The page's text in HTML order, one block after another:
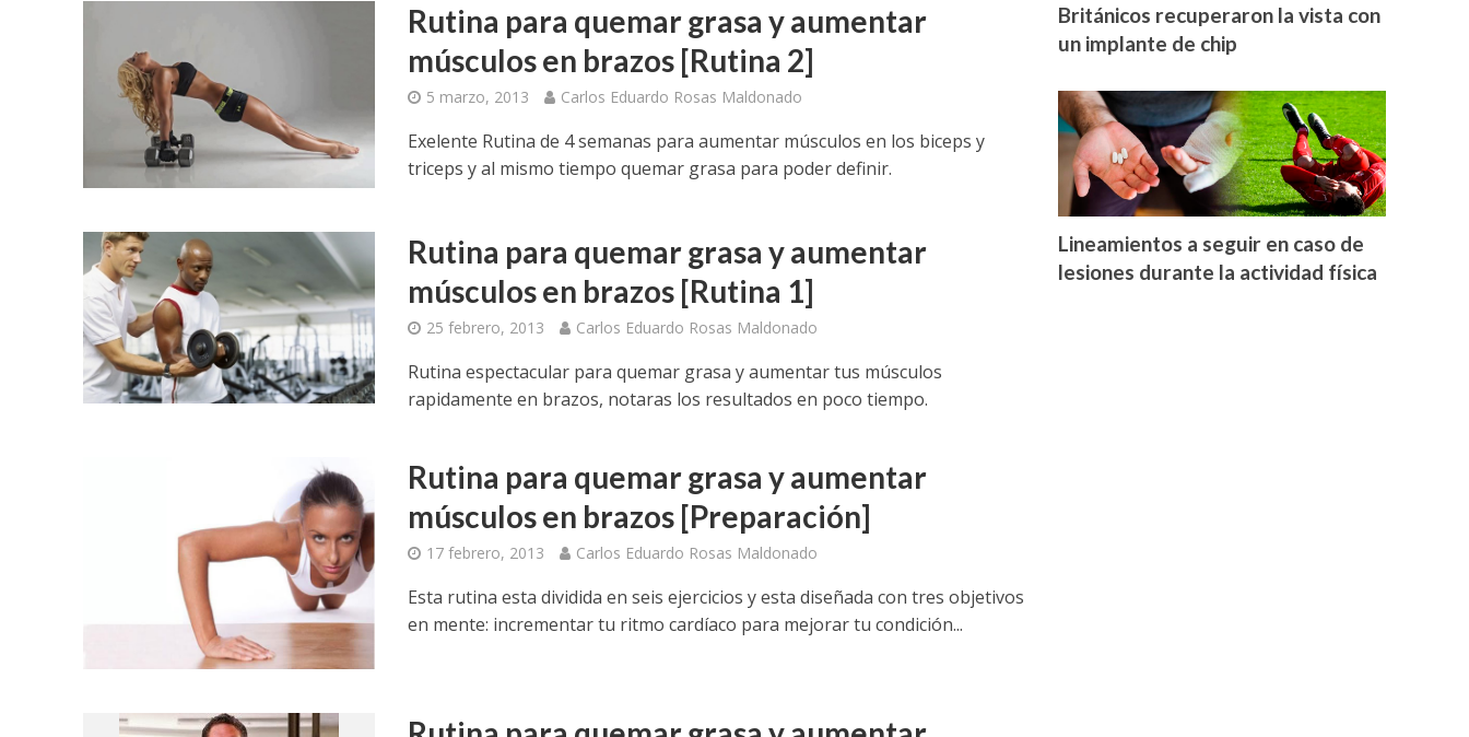
Rutina para quemar grasa y aumentar
músculos en brazos [Rutina 2]
5 marzo, 2013 Carlos Eduardo Rosas Maldonado
Exelente Rutina de 4 semanas para aumentar músculos en los biceps y
triceps y al mismo tiempo quemar grasa para poder definir.
Rutina para quemar grasa y aumentar
músculos en brazos [Rutina 1]
25 febrero, 2013 Carlos Eduardo Rosas Maldonado
Rutina espectacular para quemar grasa y aumentar tus músculos
rapidamente en brazos, notaras los resultados en poco tiempo.
Rutina para quemar grasa y aumentar
músculos en brazos [Preparación]
17 febrero, 2013 Carlos Eduardo Rosas Maldonado
Esta rutina esta dividida en seis ejercicios y esta diseñada con tres objetivos
en mente: incrementar tu ritmo cardíaco para mejorar tu condición...
Británicos recuperaron la vista con
un implante de chip
Lineamientos a seguir en caso de
lesiones durante la actividad física